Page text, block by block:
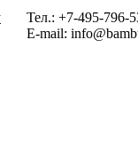
Тел.: +7-495-796-
E-mail: